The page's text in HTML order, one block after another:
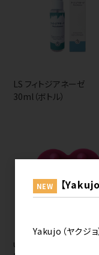
LS フィトジアネーゼ
30ml（ボトル）
uka スカルプブラシ
NEW 【
Yakujo（ヤクジ